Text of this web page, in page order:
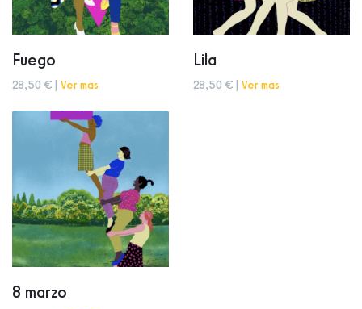
Fuego
28,50 € | Ver más
Lila
28,50 € | Ver más
8 marzo